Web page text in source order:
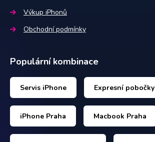
Výkup iPhonů
Obchodní podmínky
Populární kombinace
Servis iPhone Expresní pobočky
iPhone Praha Macbook Praha